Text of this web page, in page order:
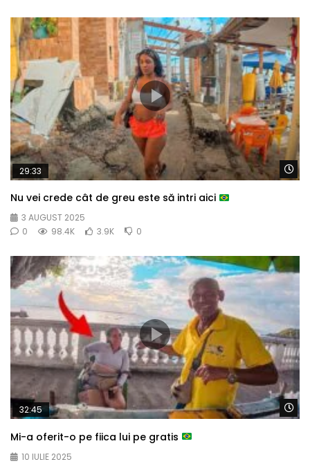
29:33
Nu vei crede cât de greu este să intri aici
3 AUGUST 2025
0
98.4K 3.9K 0
32:45
Mi-a oferit-o pe fiica lui pe gratis
10 IULIE 2025